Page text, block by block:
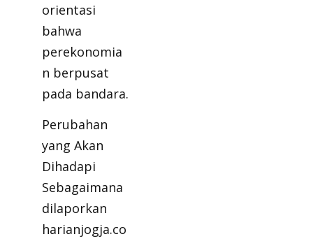
orientasi
bahwa
perekonomia
n berpusat
pada bandara.
Perubahan
yang Akan
Dihadapi
Sebagaimana
dilaporkan
harianjogja.co